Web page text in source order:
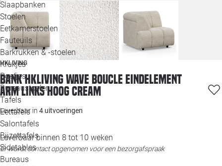
Slaapbanken
Stoelen
Eetkamerstoelen
Fauteuils
Barkrukken & -stoelen
Krukjes
Poefjes
Bureaustoelen
Tafels
Eettafels
Salontafels
Bijzettafels
Sidetables
Bureaus
HKLIVING
Bank HKliving Wave Boucle eindelement
arm links hoog cream
Leverbaar in 4 uitvoeringen
Leverbaar binnen 8 tot 10 weken
Er wordt contact opgenomen voor een bezorgafspraak